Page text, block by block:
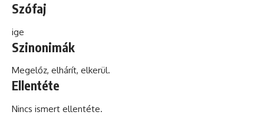
Szófaj
ige
Szinonimák
Megelőz, elhárít, elkerül.
Ellentéte
Nincs ismert ellentéte.